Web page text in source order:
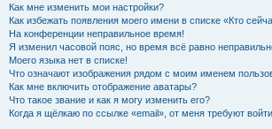
Как мне изменить мои настройки?
Как избежать появления моего имени в списке «Кто
На конференции неправильное время!
Я изменил часовой пояс, но время всё равно
Моего языка нет в списке!
Что означают изображения рядом с моим именем
Как мне включить отображение аватары?
Что такое звание и как я могу изменить его?
Когда я щёлкаю по ссылке «email», от меня требуют